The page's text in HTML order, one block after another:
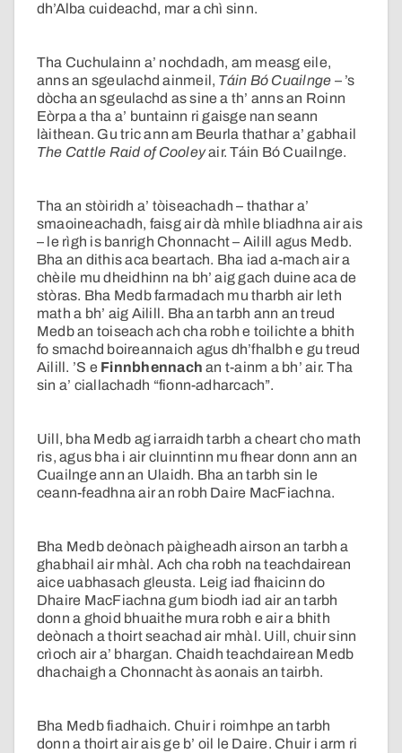
dh’Alba cuideachd, mar a chì sinn.
Tha Cuchulainn a’ nochdadh, am measg eile,
anns an sgeulachd ainmeil, Táin Bó Cuailnge – ’s
dòcha an sgeulachd as sine a th’ anns an Roinn
Eòrpa a tha a’ buntainn ri gaisge nan seann
làithean. Gu tric ann am Beurla thathar a’ gabhail
The Cattle Raid of Cooleyair. Táin Bó Cuailnge.
Tha an stòiridh a’ tòiseachadh – thathar a’
smaoineachadh, faisg air dà mhìle bliadhna air ais
– le rìgh is banrigh Chonnacht – Ailill agus Medb.
Bha an dithis aca beartach. Bha iad a-mach air a
chèile mu dheidhinn na bh’ aig gach duine aca de
stòras. Bha Medb farmadach mu tharbh air leth
math a bh’ aig Ailill. Bha an tarbh ann an treud
Medb an toiseach ach cha robh e toilichte a bhith
fo smachd boireannaich agus dh’fhalbh e gu treud
Ailill. ’S e Finnbhennach an t-ainm a bh’ air. Tha
sin a’ ciallachadh “fionn-adharcach”.
Uill, bha Medb ag iarraidh tarbh a cheart cho math
ris, agus bha i air cluinntinn mu fhear donn ann an
Cuailnge ann an Ulaidh. Bha an tarbh sin le
ceann-feadhna air an robh Daire MacFiachna.
Bha Medb deònach pàigheadh airson an tarbh a
ghabhail air mhàl. Ach cha robh na teachdairean
aice uabhasach gleusta. Leig iad fhaicinn do
Dhaire MacFiachna gum biodh iad air an tarbh
donn a ghoid bhuaithe mura robh e air a bhith
deònach a thoirt seachad air mhàl. Uill, chuir sinn
crìoch air a’ bhargan. Chaidh teachdairean Medb
dhachaigh a Chonnacht às aonais an tairbh.
Bha Medb fiadhaich. Chuir i roimhpe an tarbh
donn a thoirt air ais ge b’ oil le Daire. Chuir i arm ri